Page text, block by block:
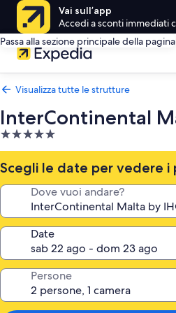
Vai sull’app
Accedi a sconti immediati
Passa alla sezione principale della pagina
Visualizza tutte le strutture
InterContinental
Struttura
a
5.0
stelle
Scegli le date per vedere i
Dove vuoi andare?
Date
Persone